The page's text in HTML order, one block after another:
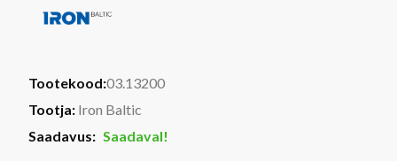
Tootekood:03.13200
Tootja: Iron Baltic
Saadavus: Saadaval!